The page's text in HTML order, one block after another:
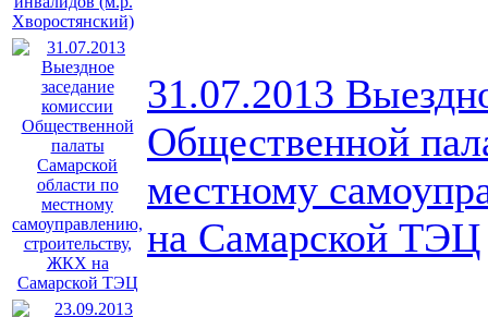
31.07.2013
Общественной
местному
на Самарской ТЭЦ